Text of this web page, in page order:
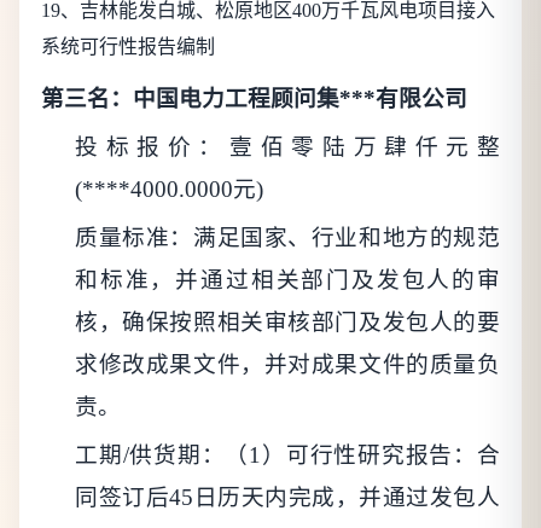
19、吉林能发白城、松原地区400万千瓦风电项目接入
系统可行性报告编制
第三名：中国电力工程顾问集***有限公司
投标报价：壹佰零陆万肆仟元整
(****4000.0000元)
质量标准：满足国家、行业和地方的规范
和标准，并通过相关部门及发包人的审
核，确保按照相关审核部门及发包人的要
求修改成果文件，并对成果文件的质量负
责。
工期/供货期：（1）可行性研究报告：合
同签订后45日历天内完成，并通过发包人